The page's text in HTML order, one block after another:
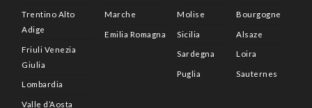
Trentino Alto
Adige
Friuli Venezia
Giulia
Lombardia
Valle d’Aosta
Marche
Emilia Romagna
Molise
Sicilia
Sardegna
Puglia
Bourgogne
Alsaze
Loira
Sauternes